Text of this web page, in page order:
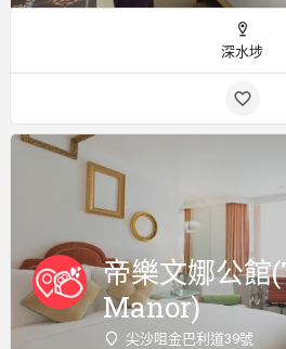
深水埗
帝樂文娜公
Manor)
尖沙咀金巴利道39號